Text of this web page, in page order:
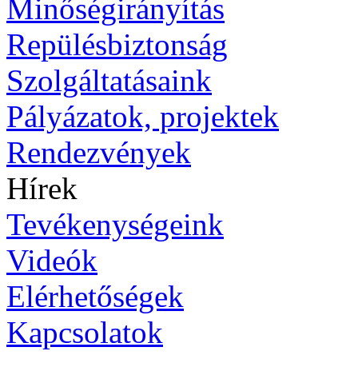
Minőségirányítás
Repülésbiztonság
Szolgáltatásaink
Pályázatok, projektek
Rendezvények
Hírek
Tevékenységeink
Videók
Elérhetőségek
Kapcsolatok